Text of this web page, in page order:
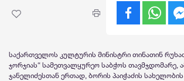
საქართველოს კულტურის მინისტრი თინათინ
ჯორჯიას“ სამეთვალყურეო საბჭოს თავმჯდომარე,
ჯანელიძესთან ერთად, ბორის პაიჭაძის სახელობის